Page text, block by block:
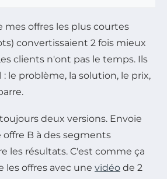
mes offres les plus courtes
convertissaient 2 fois mieux
clients n'ont pas le temps. Ils
le problème, la solution, le prix,
deux versions. Envoie
B à des segments
les résultats. C'est comme ça
les offres avec une vidéo de 2